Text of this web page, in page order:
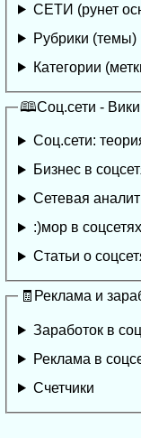
СЕТИ (рунет
Рубрики (темы)
Категории
🕮Соц.сети - Вики
Соц.сети:
Бизнес в
Сетевая
:)мор в соцсетях
Статьи о
🧾Реклама и
Заработок в
Реклама в
Счетчики